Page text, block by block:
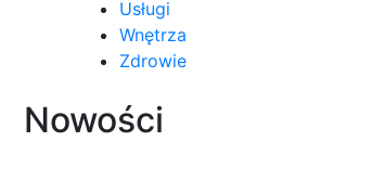
Usługi
Wnętrza
Zdrowie
Nowości